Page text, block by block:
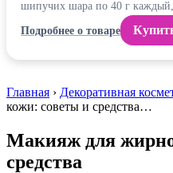
шипучих шара по 40 г
Подробнее о товаре
Главная › Декоративная
кожи: советы и средства…
Макияж для
средства